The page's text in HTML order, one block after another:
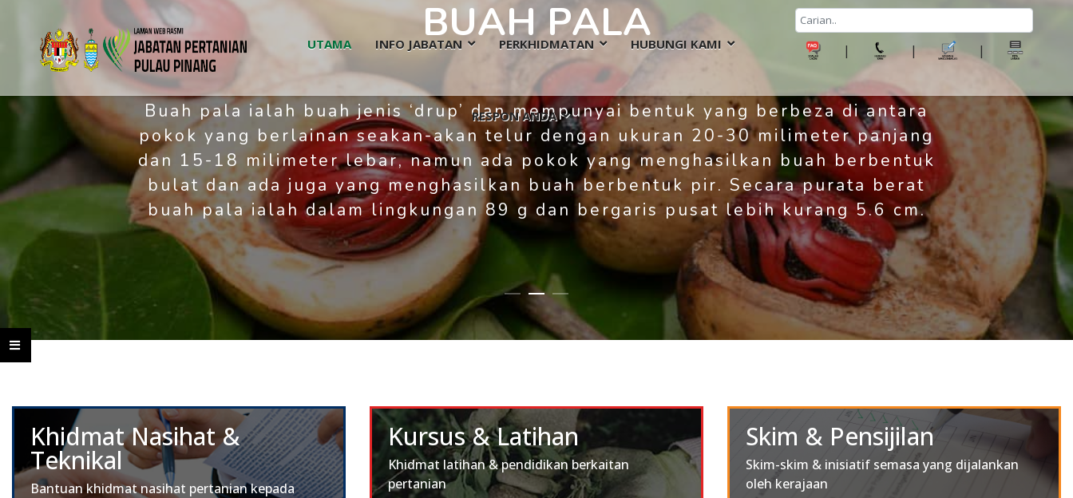
UTAMA INFO JABATAN PERKHIDMATAN HUBUNGI KAMI
RESPON ANDA
| | |
BUAH PALA
Buah pala ialah buah jenis ‘drup’ dan mempunyai bentuk yang berbeza di antara
pokok yang berlainan seakan-akan telur dengan ukuran 20-30 milimeter panjang
dan 15-18 milimeter lebar, namun ada pokok yang menghasilkan buah berbentuk
bulat dan ada juga yang menghasilkan buah berbentuk pir. Secara purata berat
buah pala ialah dalam lingkungan 89 g dan bergaris pusat lebih kurang 5.6 cm.
Khidmat Nasihat &
Teknikal
Bantuan khidmat nasihat pertanian kepada
Kursus & Latihan
Khidmat latihan & pendidikan berkaitan
pertanian
Skim & Pensijilan
Skim-skim & inisiatif semasa yang dijalankan
oleh kerajaan